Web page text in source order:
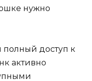
нужно
полный доступ к
активно